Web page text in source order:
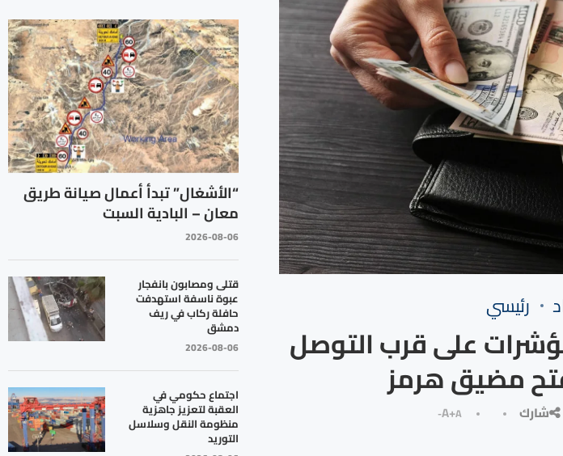
رئيسي
على قرب التوصل
مضيق هرمز
شارك A+A-
“الأشغال” تبدأ أعمال صيانة طريق
معان – البادية السبت
2026-08-06
قتلى ومصابون بانفجار
عبوة ناسفة استهدفت
حافلة ركاب في ريف
دمشق
2026-08-06
اجتماع حكومي في
العقبة لتعزيز جاهزية
منظومة النقل وسلاسل
التوريد